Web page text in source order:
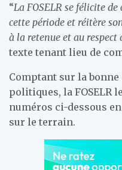
“La FOSELR se félicite
cette période et réitère
à la retenue et au respect
texte tenant lieu de
Comptant sur la
politiques, la FOSELR
numéros ci-dessous
sur le terrain.